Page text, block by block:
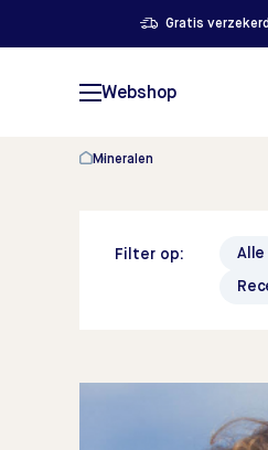
Gratis
Webshop
Mineralen
Filter op: Alle